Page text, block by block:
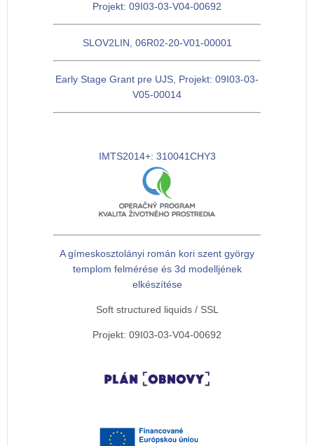
Projekt: 09I03-03-V04-00692
SLOV2LIN, 06R02-20-V01-00001
Early Stage Grant pre UJS, Projekt: 09I03-03-
V05-00014
IMTS2014+: 310041CHY3
A gímeskosztolányi román kori szent györgy
templom felmérése és 3d modelljének
elkészítése
Soft structured liquids / SSL
Projekt: 09I03-03-V04-00692